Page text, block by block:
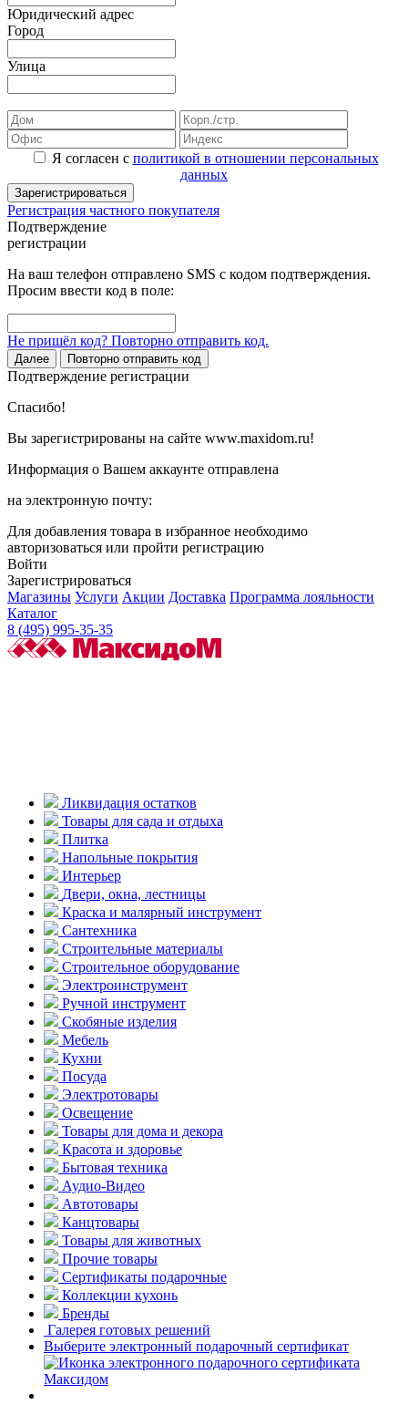
Юридический адрес
Город
Улица
Я согласен с политикой в отношении персональных
данных
Зарегистрироваться
Регистрация частного покупателя
Подтверждение
регистрации
На ваш телефон отправлено SMS с кодом подтверждения.
Просим ввести код в поле:
Не пришёл код? Повторно отправить код.
Далее Повторно отправить код
Подтверждение регистрации
Спасибо!
Вы зарегистрированы на сайте www.maxidom.ru!
Информация о Вашем аккаунте отправлена
на электронную почту:
Для добавления товара в избранное необходимо
авторизоваться или пройти регистрацию
Войти
Зарегистрироваться
Магазины Услуги Акции Доставка Программа лояльности
Каталог
8 (495) 995-35-35
Ликвидация остатков
Товары для сада и отдыха
Плитка
Напольные покрытия
Интерьер
Двери, окна, лестницы
Краска и малярный инструмент
Сантехника
Строительные материалы
Строительное оборудование
Электроинструмент
Ручной инструмент
Скобяные изделия
Мебель
Кухни
Посуда
Электротовары
Освещение
Товары для дома и декора
Красота и здоровье
Бытовая техника
Аудио-Видео
Автотовары
Канцтовары
Товары для животных
Прочие товары
Сертификаты подарочные
Коллекции кухонь
Бренды
Галерея готовых решений
Выберите электронный подарочный сертификат